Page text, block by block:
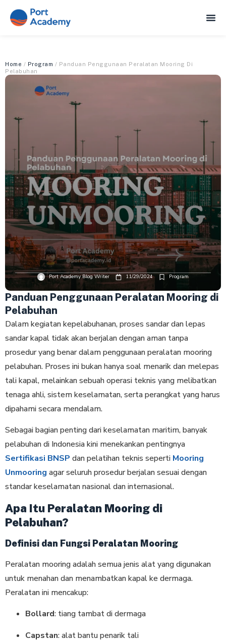
Home / Program / Panduan Penggunaan Peralatan Mooring Di
Pelabuhan
Port Academy Blog Writer 11/29/2024 Program
Panduan Penggunaan Peralatan Mooring di
Pelabuhan
Dalam kegiatan kepelabuhanan, proses sandar dan lepas
sandar kapal tidak akan berjalan dengan aman tanpa
prosedur yang benar dalam penggunaan peralatan mooring
pelabuhan. Proses ini bukan hanya soal menarik dan melepas
tali kapal, melainkan sebuah operasi teknis yang melibatkan
tenaga ahli, sistem keselamatan, serta perangkat yang harus
dipahami secara mendalam.
Sebagai bagian penting dari keselamatan maritim, banyak
pelabuhan di Indonesia kini menekankan pentingnya
Sertifikasi BNSP dan pelatihan teknis seperti Mooring
Unmooring agar seluruh prosedur berjalan sesuai dengan
standar keselamatan nasional dan internasional.
Apa Itu Peralatan Mooring di
Pelabuhan?
Definisi dan Fungsi Peralatan Mooring
Peralatan mooring adalah semua jenis alat yang digunakan
untuk menahan dan menambatkan kapal ke dermaga.
Peralatan ini mencakup:
Bollard: tiang tambat di dermaga
Capstan: alat bantu penarik tali